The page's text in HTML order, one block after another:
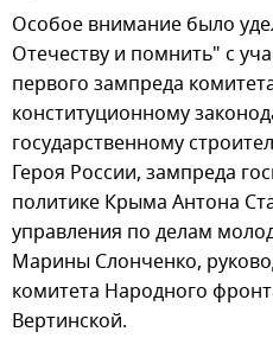
Особое внимание было
Отечеству и помнить" с
первого зампреда
конституционному
государственному
Героя России, зампреда
политике Крыма Антона
управления по делам
Марины Слонченко,
комитета Народного
Вертинской.